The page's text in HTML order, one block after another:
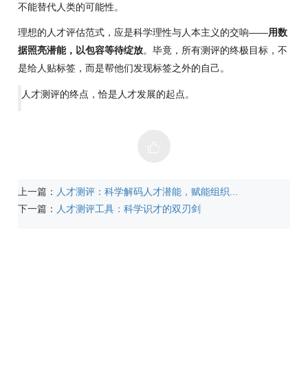
不能替代人类的可能性。
理想的人才评估范式，应是科学理性与人本主义的交响——用数
据照亮潜能，以包容等待绽放。毕竟，所有测评的终极目标，不
是给人贴标签，而是帮他们发现标签之外的自己。
人才测评的终点，恰是人才发展的起点。
上一篇： 人才测评：科学解码人才潜能，赋能组织...
下一篇： 人才测评工具：科学识才的双刃剑